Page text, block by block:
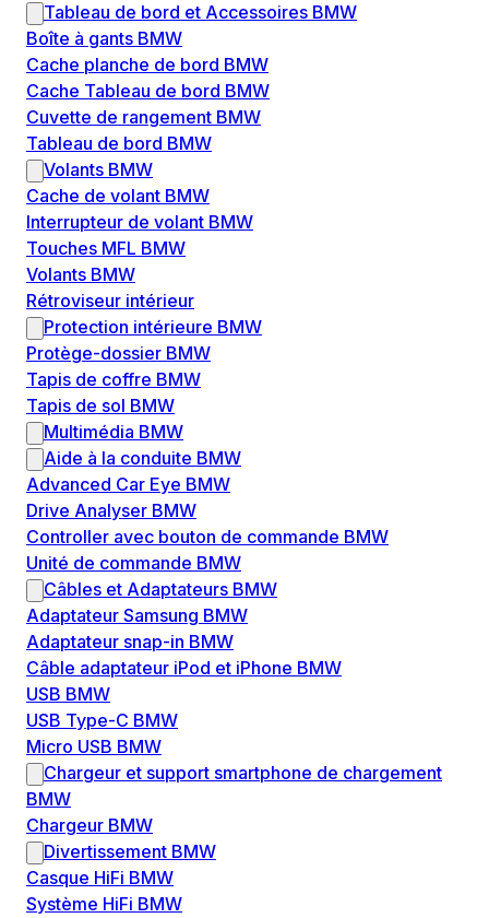
Tableau de bord et Accessoires BMW
Boîte à gants BMW
Cache planche de bord BMW
Cache Tableau de bord BMW
Cuvette de rangement BMW
Tableau de bord BMW
Volants BMW
Cache de volant BMW
Interrupteur de volant BMW
Touches MFL BMW
Volants BMW
Rétroviseur intérieur
Protection intérieure BMW
Protège-dossier BMW
Tapis de coffre BMW
Tapis de sol BMW
Multimédia BMW
Aide à la conduite BMW
Advanced Car Eye BMW
Drive Analyser BMW
Controller avec bouton de commande BMW
Unité de commande BMW
Câbles et Adaptateurs BMW
Adaptateur Samsung BMW
Adaptateur snap-in BMW
Câble adaptateur iPod et iPhone BMW
USB BMW
USB Type-C BMW
Micro USB BMW
Chargeur et support smartphone de chargement
BMW
Chargeur BMW
Divertissement BMW
Casque HiFi BMW
Système HiFi BMW